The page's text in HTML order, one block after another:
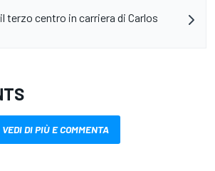
terzo centro in carriera di Carlos
VEDI DI PIÙ E COMMENTA